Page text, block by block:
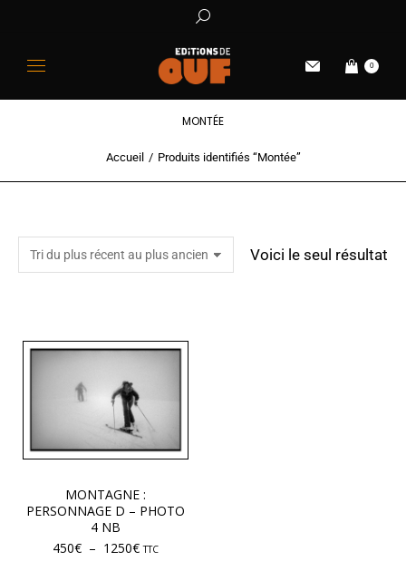
0
MONTÉE
Vous êtes ici :Accueil Produits identifiés “Montée”
Voici le seul résultat
MONTAGNE :
PERSONNAGE D – PHOTO
4 NB
450€ – 1250€ TTC